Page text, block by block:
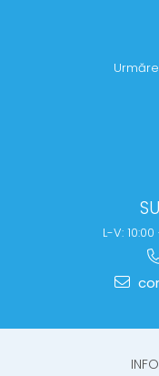
L-V: